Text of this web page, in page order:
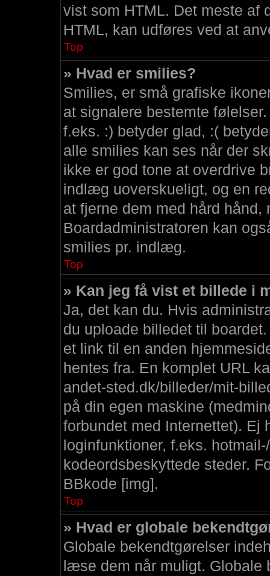
vist som HTML. Det meste af
HTML, kan udføres ved at
Top
» Hvad er smilies?
Smilies, er små grafiske
at signalere bestemte
f.eks. :) betyder glad, :(
alle smilies kan ses når der
ikke er god tone at overdrive
indlæg uoverskueligt, og en
at fjerne dem med hård
Boardadministratoren kan
smilies pr. indlæg.
Top
» Kan jeg få vist et billede i
Ja, det kan du. Hvis
du uploade billedet til
et link til en anden
hentes fra. En komplet URL
andet-sted.dk/billeder/mit-
på din egen maskine
forbundet med Internettet). Ej
loginfunktioner, f.eks.
kodeordsbeskyttede steder.
BBkode [img].
Top
» Hvad er globale
Globale bekendtgørelser
læse dem når muligt. Globale